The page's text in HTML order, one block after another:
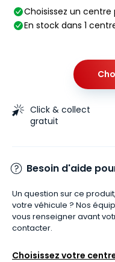
Choisissez un
En stock dans 1
Click & collect
gratuit
Besoin d'aide
Un question sur ce
votre véhicule ? Nos
vous renseigner avant
contacter.
Choisissez votre